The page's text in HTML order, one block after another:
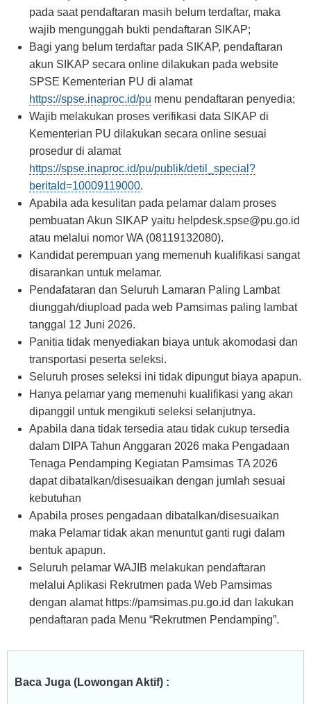
pada saat pendaftaran masih belum terdaftar, maka
wajib mengunggah bukti pendaftaran SIKAP;
Bagi yang belum terdaftar pada SIKAP, pendaftaran
akun SIKAP secara online dilakukan pada website
SPSE Kementerian PU di alamat
https://spse.inaproc.id/pu menu pendaftaran penyedia;
Wajib melakukan proses verifikasi data SIKAP di
Kementerian PU dilakukan secara online sesuai
prosedur di alamat
https://spse.inaproc.id/pu/publik/detil_special?
beritaId=10009119000.
Apabila ada kesulitan pada pelamar dalam proses
pembuatan Akun SIKAP yaitu helpdesk.spse@pu.go.id
atau melalui nomor WA (08119132080).
Kandidat perempuan yang memenuh kualifikasi sangat
disarankan untuk melamar.
Pendafataran dan Seluruh Lamaran Paling Lambat
diunggah/diupload pada web Pamsimas paling lambat
tanggal 12 Juni 2026.
Panitia tidak menyediakan biaya untuk akomodasi dan
transportasi peserta seleksi.
Seluruh proses seleksi ini tidak dipungut biaya apapun.
Hanya pelamar yang memenuhi kualifikasi yang akan
dipanggil untuk mengikuti seleksi selanjutnya.
Apabila dana tidak tersedia atau tidak cukup tersedia
dalam DIPA Tahun Anggaran 2026 maka Pengadaan
Tenaga Pendamping Kegiatan Pamsimas TA 2026
dapat dibatalkan/disesuaikan dengan jumlah sesuai
kebutuhan
Apabila proses pengadaan dibatalkan/disesuaikan
maka Pelamar tidak akan menuntut ganti rugi dalam
bentuk apapun.
Seluruh pelamar WAJIB melakukan pendaftaran
melalui Aplikasi Rekrutmen pada Web Pamsimas
dengan alamat https://pamsimas.pu.go.id dan lakukan
pendaftaran pada Menu “Rekrutmen Pendamping”.
Baca Juga (Lowongan Aktif) :